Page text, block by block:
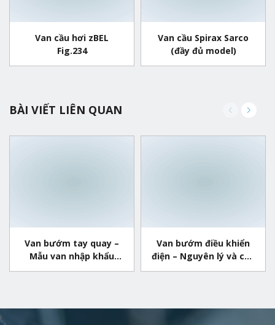
Van cầu hơi zBEL
Fig.234
Van cầu Spirax Sarco
(đầy đủ model)
BÀI VIẾT LIÊN QUAN
Van bướm tay quay –
Mẫu van nhập khẩu
chất lượng
Van bướm điều khiển
điện – Nguyên lý và cấu
tạo của van